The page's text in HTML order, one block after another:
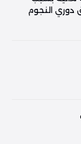
دوري النجوم